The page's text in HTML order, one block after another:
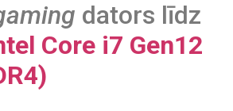
dators līdz
Core i7 Gen12